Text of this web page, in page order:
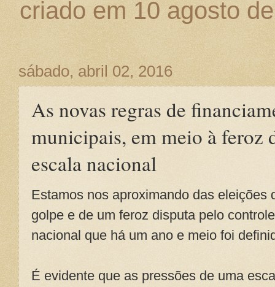
criado em 10 agosto
sábado, abril 02, 2016
As novas regras de
municipais, em meio à feroz
escala nacional
Estamos nos aproximando das eleições
golpe e de um feroz disputa pelo
nacional que há um ano e meio foi
É evidente que as pressões de uma